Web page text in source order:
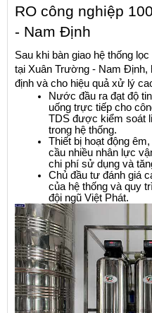
RO công nghiệp
- Nam Định
Sau khi bàn giao hệ thống
tại Xuân Trường - Nam Định,
định và cho hiệu quả xử lý
Nước đầu ra đạt độ
uống trực tiếp cho
TDS được kiểm soát
trong hệ thống.
Thiết bị hoạt động
cầu nhiều nhân lực
chi phí sử dụng và
Chủ đầu tư đánh giá
của hệ thống và quy
đội ngũ Việt Phát.